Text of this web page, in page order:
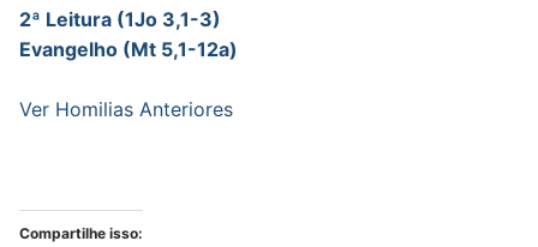
2ª Leitura (1Jo 3,1-3)
Evangelho (Mt 5,1-12a)
Ver Homilias Anteriores
Compartilhe isso: